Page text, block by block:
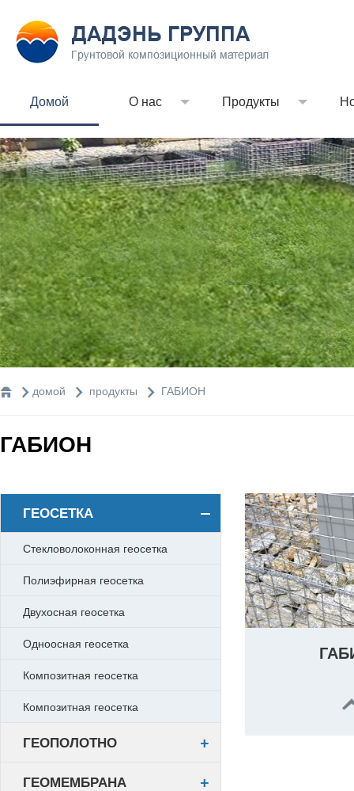
Домой О нас Продукты
домой продукты ГАБИОН
ГАБИОН
ГЕОСЕТКА
Стекловолоконная геосетка
Полиэфирная геосетка
Двухосная геосетка
Одноосная геосетка
Композитная геосетка
Композитная геосетка
ГЕОПОЛОТНО
ГЕОМЕМБРАНА